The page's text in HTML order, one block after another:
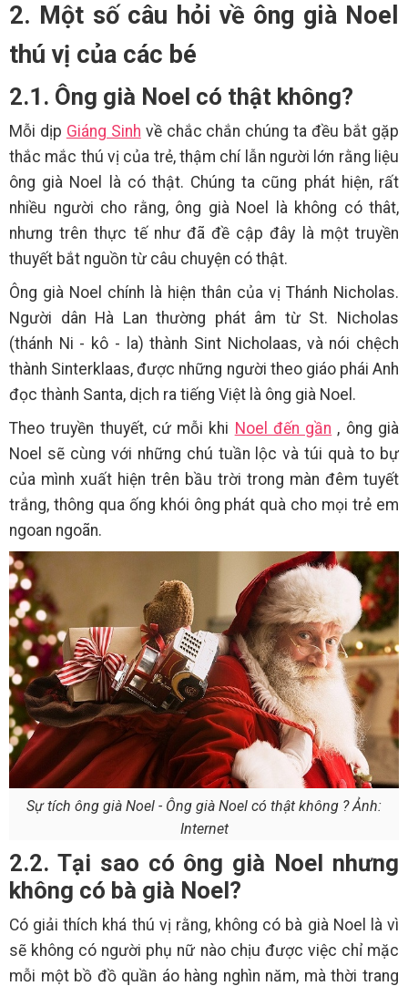
2. Một số câu hỏi về ông già Noel
thú vị của các bé
2.1. Ông già Noel có thật không?
Mỗi dịp Giáng Sinh về chắc chắn chúng ta đều bắt gặp
thắc mắc thú vị của trẻ, thậm chí lẫn người lớn rằng liệu
ông già Noel là có thật. Chúng ta cũng phát hiện, rất
nhiều người cho rằng, ông già Noel là không có thât,
nhưng trên thực tế như đã đề cập đây là một truyền
thuyết bắt nguồn từ câu chuyện có thật.
Ông già Noel chính là hiện thân của vị Thánh Nicholas.
Người dân Hà Lan thường phát âm từ St. Nicholas
(thánh Ni - kô - la) thành Sint Nicholaas, và nói chệch
thành Sinterklaas, được những người theo giáo phái Anh
đọc thành Santa, dịch ra tiếng Việt là ông già Noel.
Theo truyền thuyết, cứ mỗi khi Noel đến gần , ông già
Noel sẽ cùng với những chú tuần lộc và túi quà to bự
của mình xuất hiện trên bầu trời trong màn đêm tuyết
trắng, thông qua ống khói ông phát quà cho mọi trẻ em
ngoan ngoãn.
Sự tích ông già Noel - Ông già Noel có thật không ? Ảnh:
Internet
2.2. Tại sao có ông già Noel nhưng
không có bà già Noel?
Có giải thích khá thú vị rằng, không có bà già Noel là vì
sẽ không có người phụ nữ nào chịu được việc chỉ mặc
mỗi một bồ đồ quần áo hàng nghìn năm, mà thời trang